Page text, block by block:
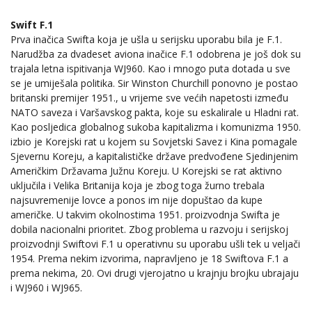
Swift F.1
Prva inačica Swifta koja je ušla u serijsku uporabu bila je F.1.
Narudžba za dvadeset aviona inačice F.1 odobrena je još dok su
trajala letna ispitivanja WJ960. Kao i mnogo puta dotada u sve
se je umiješala politika. Sir Winston Churchill ponovno je postao
britanski premijer 1951., u vrijeme sve većih napetosti između
NATO saveza i Varšavskog pakta, koje su eskalirale u Hladni rat.
Kao posljedica globalnog sukoba kapitalizma i komunizma 1950.
izbio je Korejski rat u kojem su Sovjetski Savez i Kina pomagale
Sjevernu Koreju, a kapitalističke države predvođene Sjedinjenim
Američkim Državama Južnu Koreju. U Korejski se rat aktivno
uključila i Velika Britanija koja je zbog toga žurno trebala
najsuvremenije lovce a ponos im nije dopuštao da kupe
američke. U takvim okolnostima 1951. proizvodnja Swifta je
dobila nacionalni prioritet. Zbog problema u razvoju i serijskoj
proizvodnji Swiftovi F.1 u operativnu su uporabu ušli tek u veljači
1954. Prema nekim izvorima, napravljeno je 18 Swiftova F.1 a
prema nekima, 20. Ovi drugi vjerojatno u krajnju brojku ubrajaju
i WJ960 i WJ965.